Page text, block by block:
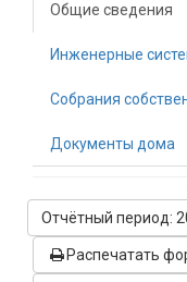
Общие сведения
Инженерные
Собрания
Документы дома
Отчётный период:
Распечатать